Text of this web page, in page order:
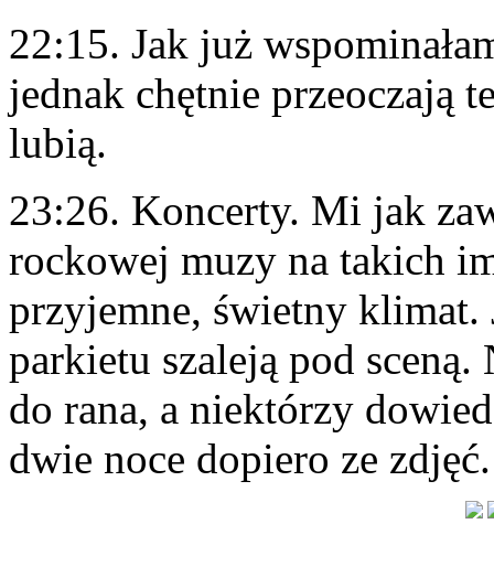
22:15. Jak już
jednak chętnie przeoczają
lubią.
23:26. Koncerty. Mi jak
rockowej muzy na takich
przyjemne, świetny
parkietu szaleją pod
do rana, a niektórzy
dwie noce dopiero ze zdjęć.